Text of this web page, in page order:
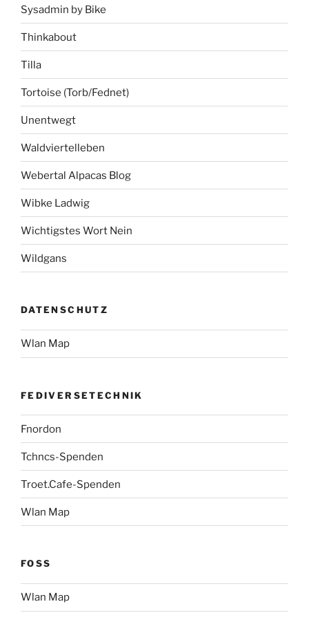
Sysadmin by Bike
Thinkabout
Tilla
Tortoise (Torb/Fednet)
Unentwegt
Waldviertelleben
Webertal Alpacas Blog
Wibke Ladwig
Wichtigstes Wort Nein
Wildgans
DATENSCHUTZ
Wlan Map
FEDIVERSETECHNIK
Fnordon
Tchncs-Spenden
Troet.Cafe-Spenden
Wlan Map
FOSS
Wlan Map